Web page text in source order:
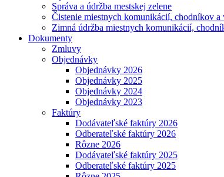
Správa a údržba mestskej zelene
Čistenie miestnych komunikácií, chodníkov a
Zimná údržba miestnych komunikácií,
Dokumenty
Zmluvy
Objednávky
Objednávky 2026
Objednávky 2025
Objednávky 2024
Objednávky 2023
Faktúry
Dodávateľské faktúry 2026
Odberateľské faktúry 2026
Rôzne 2026
Dodávateľské faktúry 2025
Odberateľské faktúry 2025